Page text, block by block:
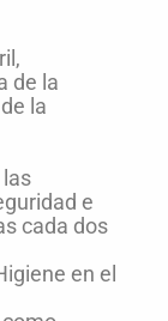
de la
la
e
cada dos
en el